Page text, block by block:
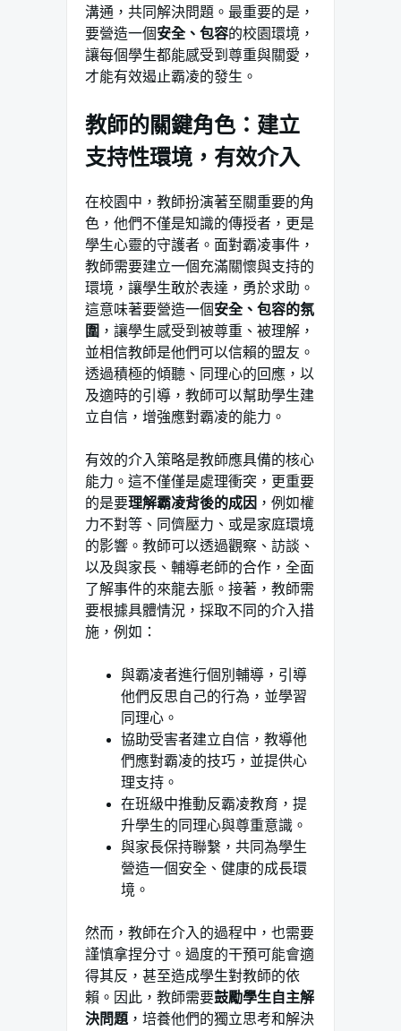
溝通，共同解決問題。最重要的是，
要營造一個安全、包容的校園環境，
讓每個學生都能感受到尊重與關愛，
才能有效遏止霸凌的發生。
教師的關鍵角色：建立
支持性環境，有效介入
在校園中，教師扮演著至關重要的角
色，他們不僅是知識的傳授者，更是
學生心靈的守護者。面對霸凌事件，
教師需要建立一個充滿關懷與支持的
環境，讓學生敢於表達，勇於求助。
這意味著要營造一個安全、包容的氛
圍 ，讓學生感受到被尊重、被理解，
並相信教師是他們可以信賴的盟友。
透過積極的傾聽、同理心的回應，以
及適時的引導，教師可以幫助學生建
立自信，增強應對霸凌的能力。
有效的介入策略是教師應具備的核心
能力。這不僅僅是處理衝突，更重要
的是要理解霸凌背後的成因 ，例如權
力不對等、同儕壓力、或是家庭環境
的影響。教師可以透過觀察、訪談、
以及與家長、輔導老師的合作，全面
了解事件的來龍去脈。接著，教師需
要根據具體情況，採取不同的介入措
施，例如：
與霸凌者進行個別輔導，引導
他們反思自己的行為，並學習
同理心。
協助受害者建立自信，教導他
們應對霸凌的技巧，並提供心
理支持。
在班級中推動反霸凌教育，提
升學生的同理心與尊重意識。
與家長保持聯繫，共同為學生
營造一個安全、健康的成長環
境。
然而，教師在介入的過程中，也需要
謹慎拿捏分寸。過度的干預可能會適
得其反，甚至造成學生對教師的依
賴。因此，教師需要鼓勵學生自主解
決問題 ，培養他們的獨立思考和解決